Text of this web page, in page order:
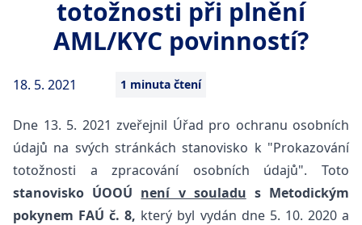
totožnosti při plnění
AML/KYC povinností?
18. 5. 2021 1 minuta čtení
Dne 13. 5. 2021 zveřejnil Úřad pro ochranu osobních
údajů na svých stránkách stanovisko k "Prokazování
totožnosti a zpracování osobních údajů". Toto
stanovisko ÚOOÚ není v souladu s Metodickým
pokynem FAÚ č. 8, který byl vydán dne 5. 10. 2020 a